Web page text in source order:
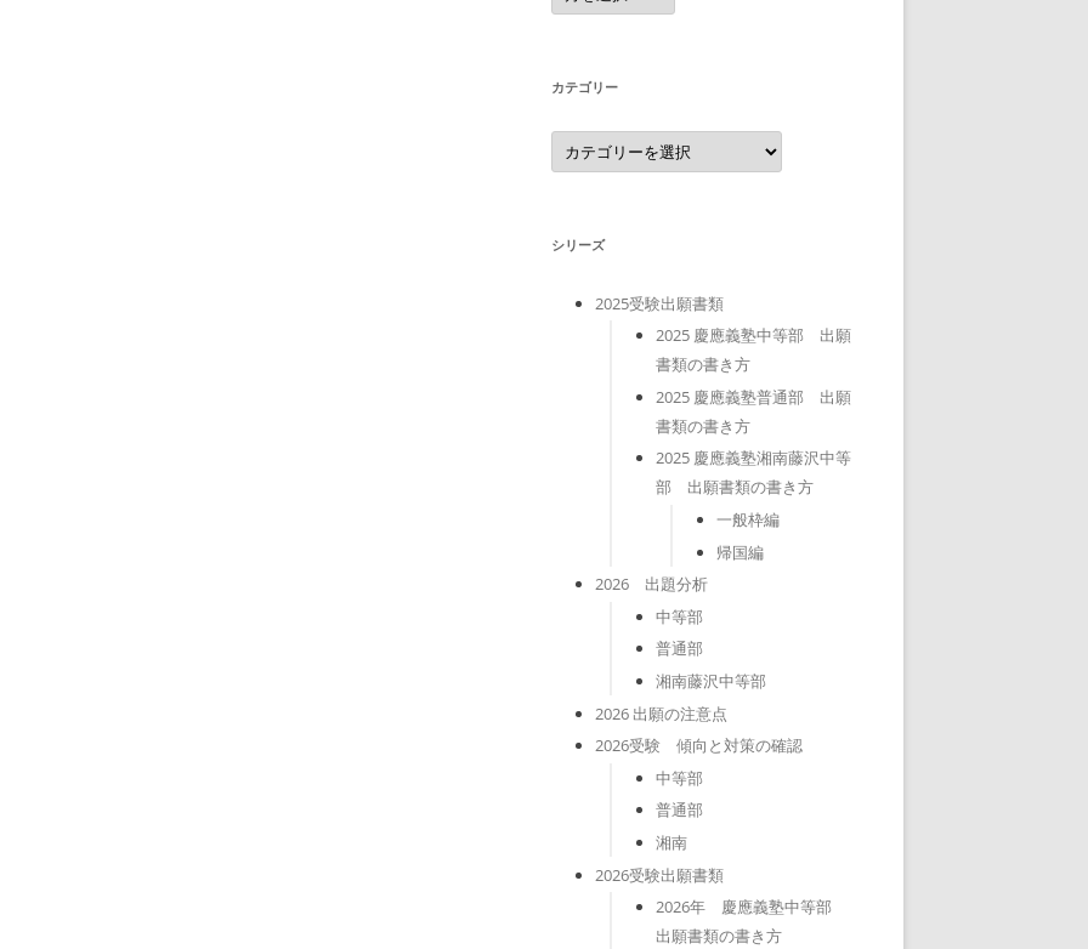
カ
カテゴリー
カ
テ
ゴ
シリーズ
2025受験出願書類
2025 慶應義塾中等部 出願
書類の書き方
2025 慶應義塾普通部 出願
書類の書き方
2025 慶應義塾湘南藤沢中等
部 出願書類の書き方
一般枠編
帰国編
2026 出題分析
中等部
普通部
湘南藤沢中等部
2026 出願の注意点
2026受験 傾向と対策の確認
中等部
普通部
湘南
2026受験出願書類
2026年 慶應義塾中等部
出願書類の書き方